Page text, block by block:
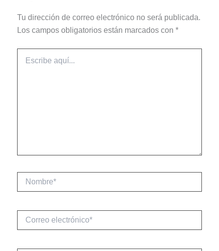
Tu dirección de correo electrónico no será publicada.
Los campos obligatorios están marcados con *
aquí...
electrónico*